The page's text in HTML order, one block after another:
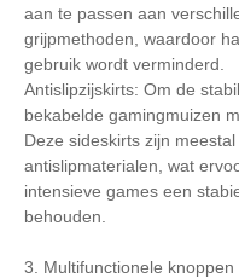
aan te passen aan
grijpmethoden, waardoor
gebruik wordt verminderd.
Antislipzijskirts: Om de
bekabelde gamingmuizen
Deze sideskirts zijn
antislipmaterialen, wat
intensieve games een
behouden.
3. Multifunctionele knoppen